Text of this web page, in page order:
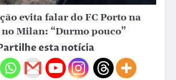
evita falar do FC Porto na
Milan: “Durmo pouco”
esta notícia